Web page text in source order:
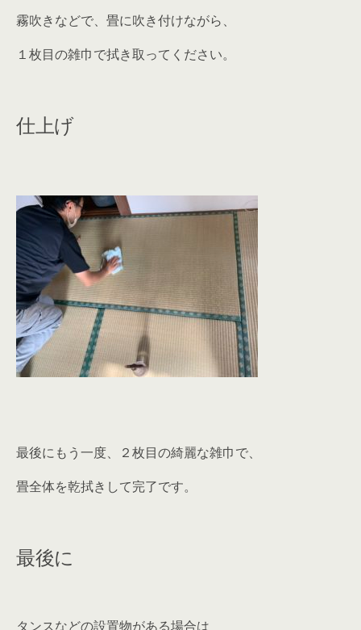
霧吹きなどで、畳に吹き付けながら、
１枚目の雑巾で拭き取ってください。
仕上げ
最後にもう一度、２枚目の綺麗な雑巾で、
畳全体を乾拭きして完了です。
最後に
タンスなどの設置物がある場合は